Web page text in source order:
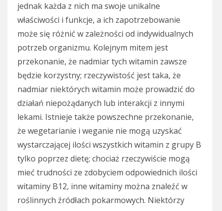
jednak każda z nich ma swoje unikalne
właściwości i funkcje, a ich zapotrzebowanie
może się różnić w zależności od indywidualnych
potrzeb organizmu. Kolejnym mitem jest
przekonanie, że nadmiar tych witamin zawsze
będzie korzystny; rzeczywistość jest taka, że
nadmiar niektórych witamin może prowadzić do
działań niepożądanych lub interakcji z innymi
lekami. Istnieje także powszechne przekonanie,
że wegetarianie i weganie nie mogą uzyskać
wystarczającej ilości wszystkich witamin z grupy B
tylko poprzez dietę; chociaż rzeczywiście mogą
mieć trudności ze zdobyciem odpowiednich ilości
witaminy B12, inne witaminy można znaleźć w
roślinnych źródłach pokarmowych. Niektórzy